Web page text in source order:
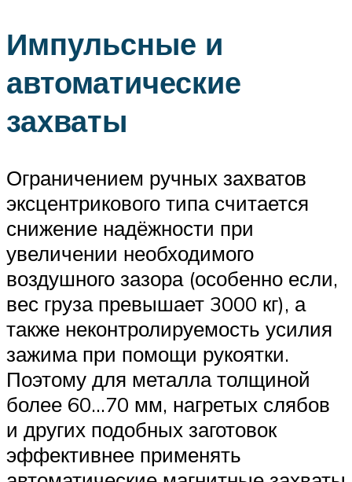
Импульсные и
автоматические
захваты
Ограничением ручных захватов
эксцентрикового типа считается
снижение надёжности при
увеличении необходимого
воздушного зазора (особенно если,
вес груза превышает 3000 кг), а
также неконтролируемость усилия
зажима при помощи рукоятки.
Поэтому для металла толщиной
более 60…70 мм, нагретых слябов
и других подобных заготовок
эффективнее применять